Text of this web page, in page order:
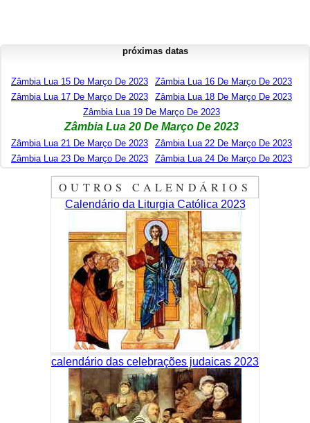
próximas datas
Zâmbia Lua 15 De Março De 2023
Zâmbia Lua 16 De Março De 2023
Zâmbia Lua 17 De Março De 2023
Zâmbia Lua 18 De Março De 2023
Zâmbia Lua 19 De Março De 2023
Zâmbia Lua 20 De Março De 2023
Zâmbia Lua 21 De Março De 2023
Zâmbia Lua 22 De Março De 2023
Zâmbia Lua 23 De Março De 2023
Zâmbia Lua 24 De Março De 2023
OUTROS CALENDÁRIOS
Calendário da Liturgia Católica 2023
calendário das celebrações judaicas 2023